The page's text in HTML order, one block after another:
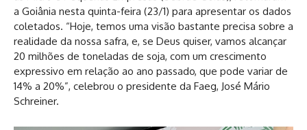
a Goiânia nesta quinta-feira (23/1) para apresentar os dados
coletados. “Hoje, temos uma visão bastante precisa sobre a
realidade da nossa safra, e, se Deus quiser, vamos alcançar
20 milhões de toneladas de soja, com um crescimento
expressivo em relação ao ano passado, que pode variar de
14% a 20%”, celebrou o presidente da Faeg, José Mário
Schreiner.